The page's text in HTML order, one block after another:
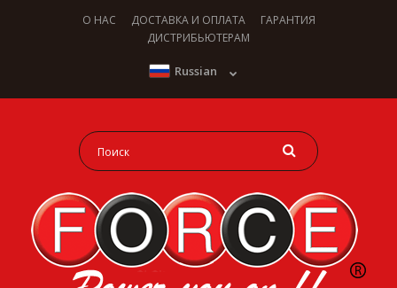
О НАС ДОСТАВКА И ОПЛАТА
ГАРАНТИЯ
ДИСТРИБЬЮТЕРАМ
Russian